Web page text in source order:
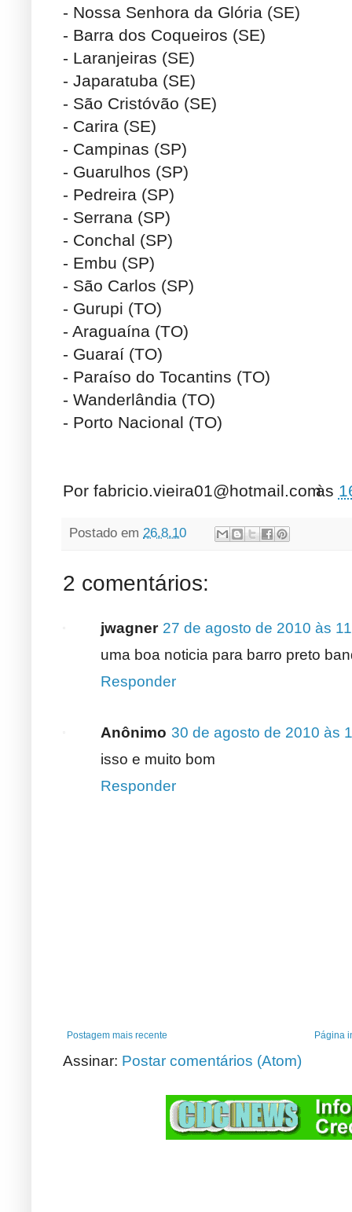
- Nossa Senhora da Glória (SE)
- Barra dos Coqueiros (SE)
- Laranjeiras (SE)
- Japaratuba (SE)
- São Cristóvão (SE)
- Carira (SE)
- Campinas (SP)
- Guarulhos (SP)
- Pedreira (SP)
- Serrana (SP)
- Conchal (SP)
- Embu (SP)
- São Carlos (SP)
- Gurupi (TO)
- Araguaína (TO)
- Guaraí (TO)
- Paraíso do Tocantins (TO)
- Wanderlândia (TO)
- Porto Nacional (TO)
Por fabricio.vieira01@hotmail.comàs
Postado em 26.8.10
2 comentários:
jwagner 27 de agosto de 2010 às
uma boa noticia para barro preto
Responder
Anônimo 30 de agosto de 2010 às
isso e muito bom
Responder
Postagem mais recente Página
Assinar: Postar comentários (Atom)